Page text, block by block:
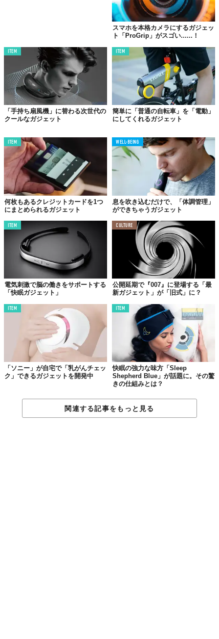
保管できる「ミニ冷温庫」としても活用できるそうです。約180g
という軽さとキャップ一体型フックによる携帯性も、外出時の使
い勝手を考慮した設計と言えます。
「涼しさの循環」が示す可能性
冷却モードが2種類用意されている点も実用的です。コンビニなど
で買った市販の氷をそのまま入れる「即時モード」と、氷嚢に注
水して自宅の冷凍庫で凍らせる「極致速凍モード」。外出先での
急な暑さにも、計画的な準備にも対応できる柔軟さがあります。
ここ数年、日本の夏は「災害級の暑さ」と表現されることが珍し
くなくなりました。熱中症対策はもはやファッションや快適性の
問題ではなく、健康と安全に直結するテーマです。そうした中
で、「冷たさが切れたらまた冷やせばいい」というシンプルかつ
合理的な循環の仕組みは、長時間の屋外活動を余儀なくされる
方々にとって、実用的な選択肢になり得るのではないでしょう
か。
もちろん、Makuakeでの先行販売という段階であり、実際の使用
す。それでも、「涼しさは消費するもの」という前提を疑い、
「再生産できるもの」へと転換しようとするこの発想自体に、猛
暑時代を生きる私たちへの一つのヒントが詰まっているように感
じます。
カラー展開はボトルがホワイト・ブラック・ピンク・ライトブル
ーの4色、アームカバーがホワイト・ブラックの2色。詳細は
Makuakeのプロジェクトページで確認できます。
スマホを本格カメラにするガジェッ
ト「ProGrip」がスゴい......！
ITEM
「手持ち扇風機」に替わる次世代の
クールなガジェット
ITEM
簡単に「普通の自転車」を「電動」
にしてくれるガジェット
ITEM
何枚もあるクレジットカードを1つ
にまとめられるガジェット
WELL-BEING
息を吹き込むだけで、「体調管理」
ができちゃうガジェット
ITEM
電気刺激で脳の働きをサポートする
「快眠ガジェット」
CULTURE
公開延期で『007』に登場する「最
新ガジェット」が「旧式」に？
ITEM
「ソニー」が自宅で「乳がんチェッ
ク」できるガジェットを開発中
ITEM
快眠の強力な味方「Sleep
Shepherd Blue」が話題に。その驚
きの仕組みとは？
関連する記事をもっと見る